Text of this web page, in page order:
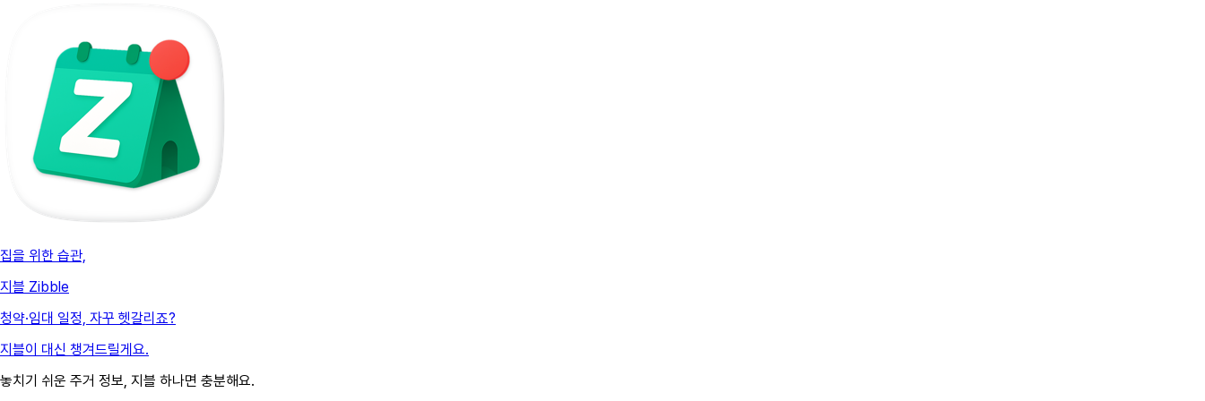
집을 위한 습관,
지블 Zibble
청약·임대 일정, 자꾸 헷갈리죠?
지블이 대신 챙겨드릴게요.
놓치기 쉬운 주거 정보, 지블 하나면 충분해요.